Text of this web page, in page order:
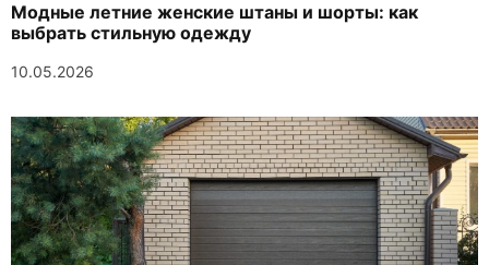
Модные летние женские штаны и шорты: как
выбрать стильную одежду
10.05.2026